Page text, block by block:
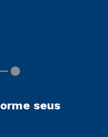
seus